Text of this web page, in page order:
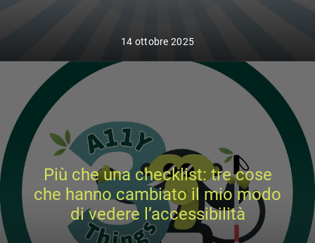
14 ottobre 2025
Più che una checklist: tre cose
che hanno cambiato il mio modo
di vedere l’accessibilità